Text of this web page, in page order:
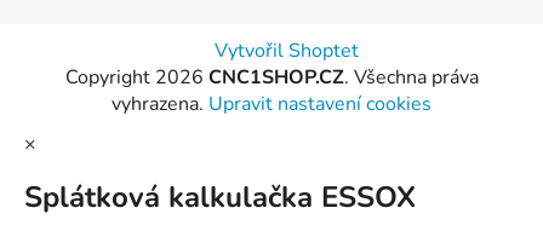
Vytvořil Shoptet
Copyright 2026 CNC1SHOP.CZ. Všechna práva
vyhrazena. Upravit nastavení cookies
×
Splátková kalkulačka ESSOX